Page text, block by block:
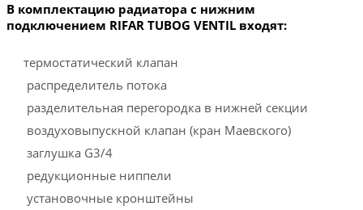
В комплектацию радиатора с нижним
подключением RIFAR TUBOG VENTIL входят:
термостатический клапан
распределитель потока
разделительная перегородка в нижней секции
воздуховыпускной клапан (кран Маевского)
заглушка G3/4
редукционные ниппели
установочные кронштейны